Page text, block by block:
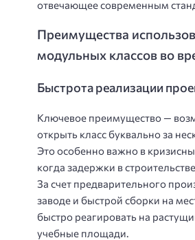
отвечающее современным
Преимущества
модульных классов во
Быстрота реализации
Ключевое преимущество —
открыть класс буквально за
Это особенно важно в
когда задержки в
За счет предварительного
заводе и быстрой сборки на
быстро реагировать на
учебные площади.